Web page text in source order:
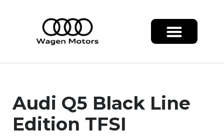
Audi Q5 Black Line
Edition TFSI